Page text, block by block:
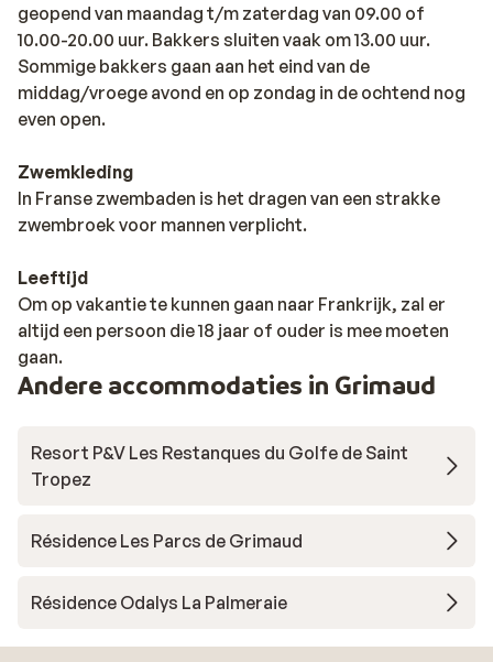
geopend van maandag t/m zaterdag van 09.00 of
10.00-20.00 uur. Bakkers sluiten vaak om 13.00 uur.
Sommige bakkers gaan aan het eind van de
middag/vroege avond en op zondag in de ochtend nog
even open.
Zwemkleding
In Franse zwembaden is het dragen van een strakke
zwembroek voor mannen verplicht.
Leeftijd
Om op vakantie te kunnen gaan naar Frankrijk, zal er
altijd een persoon die 18 jaar of ouder is mee moeten
gaan.
Andere accommodaties in Grimaud
Resort P&V Les Restanques du Golfe de Saint
Tropez
Résidence Les Parcs de Grimaud
Résidence Odalys La Palmeraie